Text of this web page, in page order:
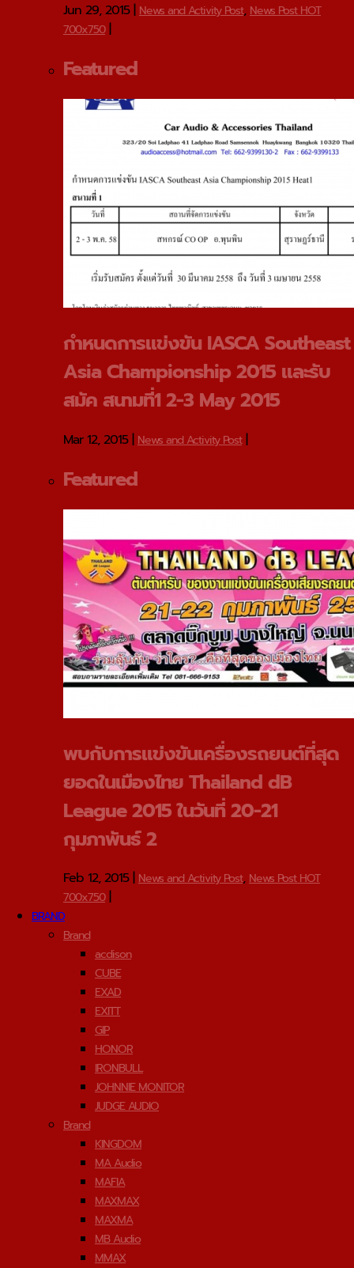
Jun 29, 2015| News and Activity Post, News Post HOT
700x750|
Featured
กําหนดการแข่งขัน IASCA Southeast
Asia Championship 2015 และรับ
สมัค สนามที่1 2-3 May 2015
Mar 12, 2015| News and Activity Post|
Featured
พบกับการแข่งขันเครื่องรถยนต์ที่สุด
ยอดในเมืองไทย Thailand dB
League 2015 ในวันที่ 20-21
กุมภาพันธ์ 2
Feb 12, 2015| News and Activity Post,News Post HOT
700x750|
BRAND
Brand
acdison
CUBE
EXAD
EXITT
GIP
HONOR
IRONBULL
JOHNNIE MONITOR
JUDGE AUDIO
Brand
KINGDOM
MA Audio
MAFIA
MAXMAX
MAXMA
MB Audio
MMAX